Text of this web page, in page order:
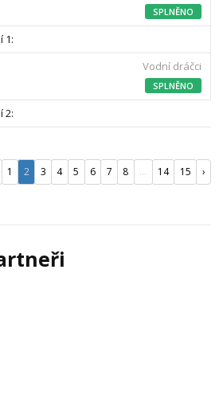
SPLNĚNO
Vodní dráčci
SPLNĚNO
1 2 3 4 5 6 7 8 ... 14 15 ›